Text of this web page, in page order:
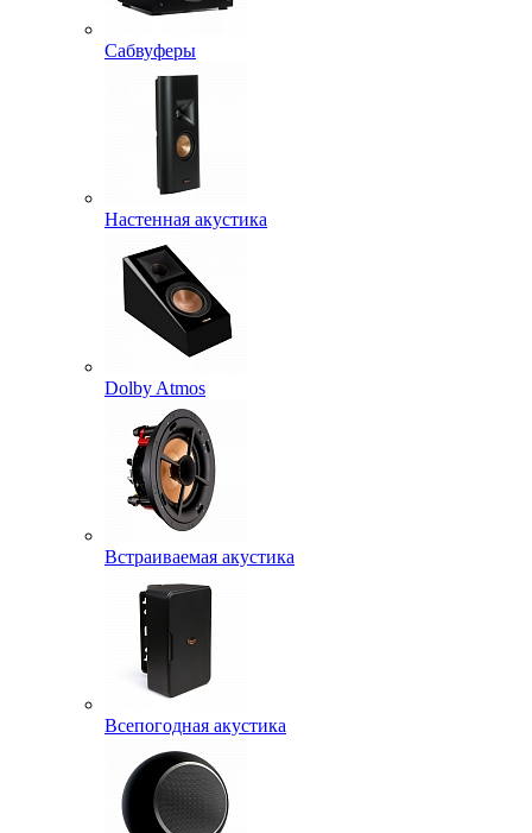
Сабвуферы
Настенная акустика
Dolby Atmos
Встраиваемая акустика
Всепогодная акустика